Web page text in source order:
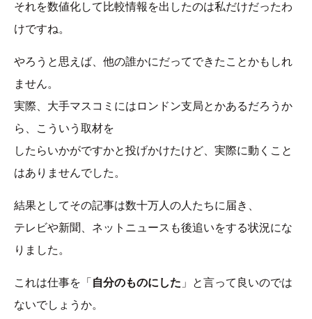
それを数値化して比較情報を出したのは私だけだったわ
けですね。
やろうと思えば、他の誰かにだってできたことかもしれ
ません。
実際、大手マスコミにはロンドン支局とかあるだろうか
ら、こういう取材を
したらいかがですかと投げかけたけど、実際に動くこと
はありませんでした。
結果としてその記事は数十万人の人たちに届き、
テレビや新聞、ネットニュースも後追いをする状況にな
りました。
これは仕事を「 自分のものにした 」と言って良いのでは
ないでしょうか。